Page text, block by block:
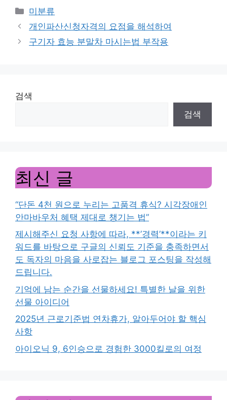
Categories
미분류
개인파산신청자격의 요점을 해석하여
구기자 효능 분말차 마시는법 부작용
검색
검색
최신 글
“단돈 4천 원으로 누리는 고품격 휴식? 시각장애인
안마바우처 혜택 제대로 챙기는 법”
제시해주신 요청 사항에 따라, **’경력’**이라는 키
워드를 바탕으로 구글의 신뢰도 기준을 충족하면서
도 독자의 마음을 사로잡는 블로그 포스팅을 작성해
드립니다.
기억에 남는 순간을 선물하세요! 특별한 날을 위한
선물 아이디어
2025년 근로기준법 연차휴가, 알아두어야 할 핵심
사항
아이오닉 9, 6인승으로 경험한 3000킬로의 여정